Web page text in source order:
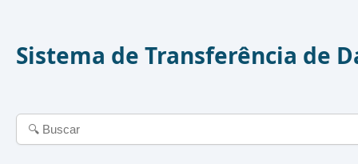
Sistema de Transferência de